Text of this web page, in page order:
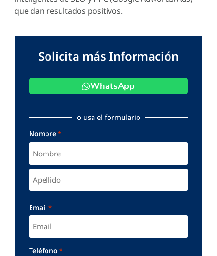
que dan resultados positivos.
Solicita más Información
WhatsApp
o usa el formulario
Nombre*
Email *
Teléfono *